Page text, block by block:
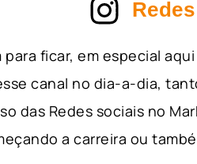
para ficar, em especial
canal no dia-a-dia,
das Redes sociais no
a carreira ou